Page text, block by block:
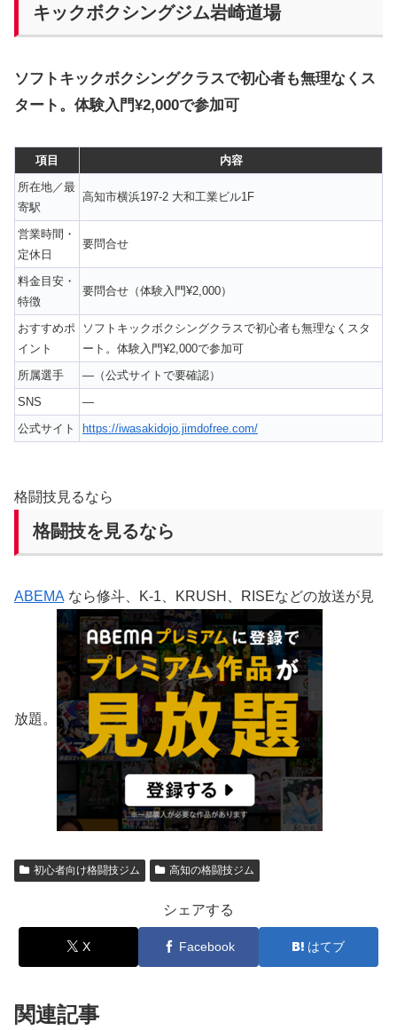
キックボクシングジム岩崎道場
ソフトキックボクシングクラスで初心者も無理なくス
タート。体験入門¥2,000で参加可
項目
内容
所在地／最
寄駅
高知市横浜197-2 大和工業ビル1F
営業時間・
定休日
要問合せ
料金目安・
特徴
要問合せ（体験入門¥2,000）
おすすめポ
イント
ソフトキックボクシングクラスで初心者も無理なくスタ
ート。体験入門¥2,000で参加可
所属選手
—（公式サイトで要確認）
SNS
—
公式サイト
https://iwasakidojo.jimdofree.com/
格闘技見るなら
格闘技を見るなら
ABEMA なら修斗、K-1、KRUSH、RISEなどの放送が見
放題。
初心者向け格闘技ジム 高知の格闘技ジム
シェアする
X Facebook はてブ
関連記事